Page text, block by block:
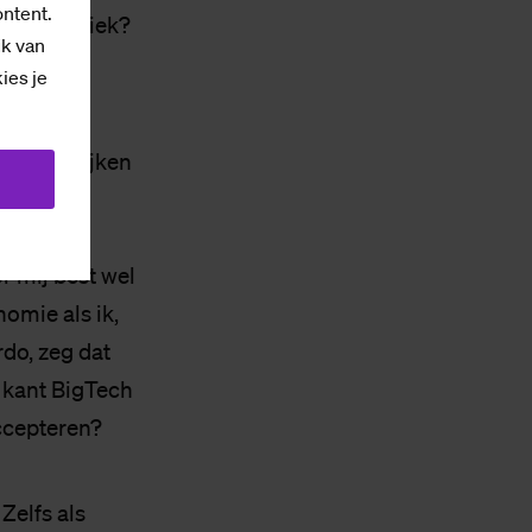
van
je
techniek?
praktijken
tussen
mij best wel
als ik,
zeg dat
BigTech
als